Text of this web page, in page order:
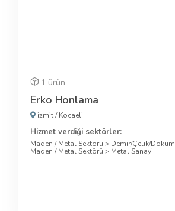
1 ürün
Erko Honlama
izmit/Kocaeli
Hizmet verdiği sektörler:
Maden / Metal Sektörü > Demir/Çelik/Döküm
Maden / Metal Sektörü > Metal Sanayi